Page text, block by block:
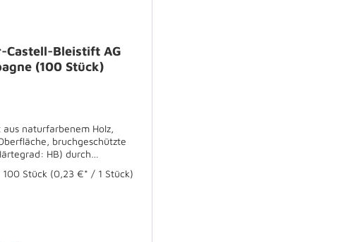
Castell-Bleistift AG
(100 Stück)
aus naturfarbenem Holz,
bruchgeschützte
rund Ökokriterien: -
100 Stück (0,23 €* / 1 Stück)